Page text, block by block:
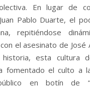
En lugar de
Pablo Duarte, el
repitiéndose
el asesinato de
esta cultura
fomentado el culto a
en botín de